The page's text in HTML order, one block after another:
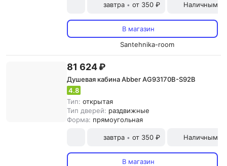
завтра • от 350 ₽ Наличными
В магазин
Santehnika-room
81 624 ₽
Душевая кабина Abber AG93170B-S92B
4.8
Тип: открытая
Тип дверей: раздвижные
Форма: прямоугольная
завтра • от 350 ₽ Наличными
В магазин